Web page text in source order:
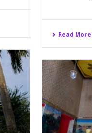
Read More